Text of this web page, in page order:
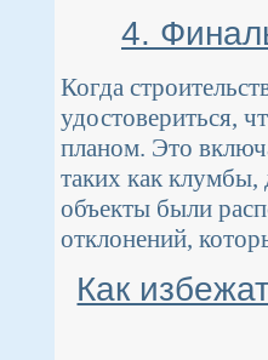
4.
Когда
удостовериться,
планом. Это
таких как
объекты были
отклонений,
Как